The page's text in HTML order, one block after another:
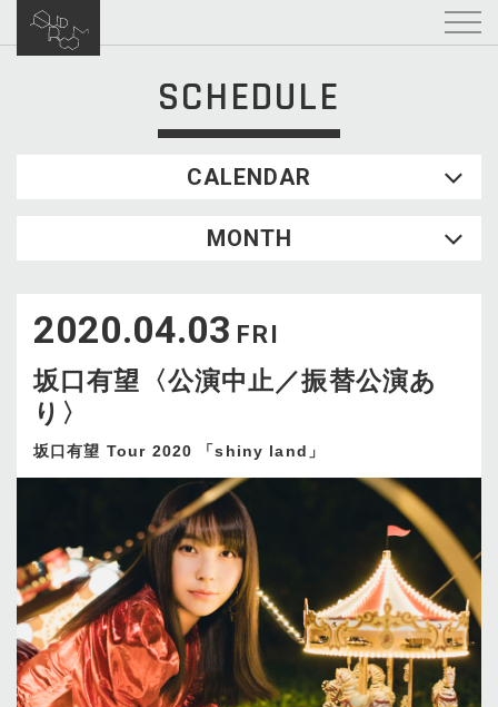
SCHEDULE
CALENDAR
WED
2
3 4 5
16
17 18 19 20 21
22
23
30
31
MONTH
2020.04.03 FRI
坂口有望〈公演中止／振替公演あ
り〉
坂口有望 Tour 2020 「shiny land」